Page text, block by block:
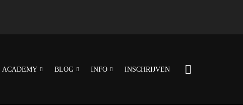
ACADEMY BLOG INFO INSCHRIJVEN